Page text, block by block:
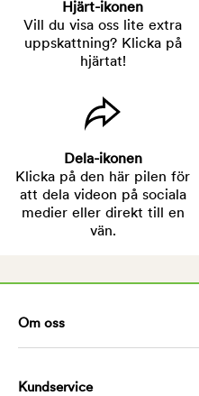
Hjärt-ikonen
Vill du visa oss lite extra
uppskattning? Klicka på
hjärtat!
Dela-ikonen
Klicka på den här pilen för
att dela videon på sociala
medier eller direkt till en
vän.
Om oss
Kundservice